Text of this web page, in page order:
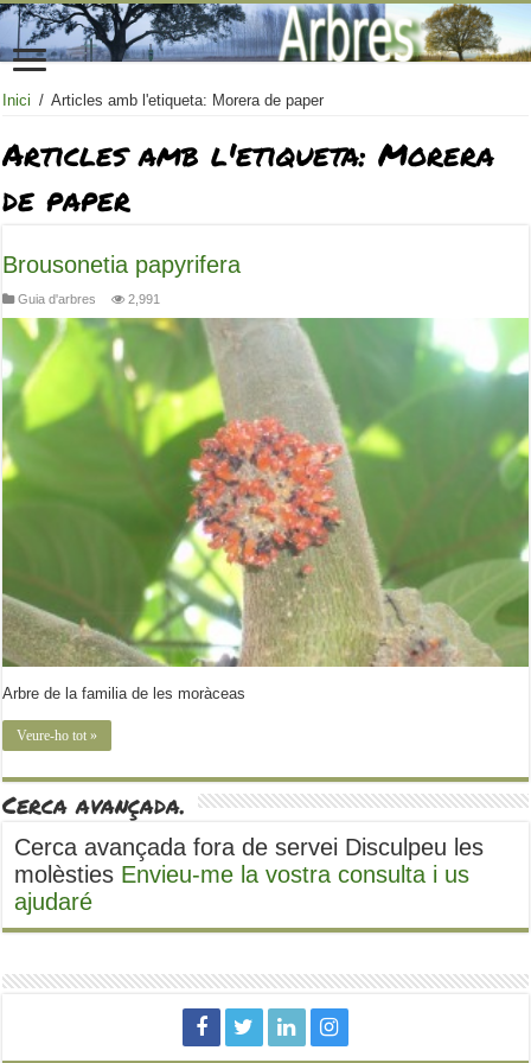
Inici / Articles amb l'etiqueta: Morera de paper
Articles amb l'etiqueta:Morera
de paper
Brousonetia papyrifera
Guia d'arbres 2,991
Arbre de la familia de les moràceas
Veure-ho tot »
Cerca avançada.
Cerca avançada fora de servei Disculpeu les
molèsties Envieu-me la vostra consulta i us
ajudaré